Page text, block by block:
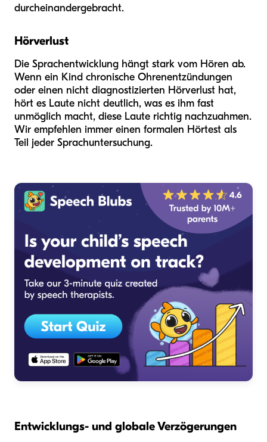
durcheinandergebracht.
Hörverlust
Die Sprachentwicklung hängt stark vom Hören ab.
Wenn ein Kind chronische Ohrenentzündungen
oder einen nicht diagnostizierten Hörverlust hat,
hört es Laute nicht deutlich, was es ihm fast
unmöglich macht, diese Laute richtig nachzuahmen.
Wir empfehlen immer einen formalen Hörtest als
Teil jeder Sprachuntersuchung.
Entwicklungs- und globale Verzögerungen